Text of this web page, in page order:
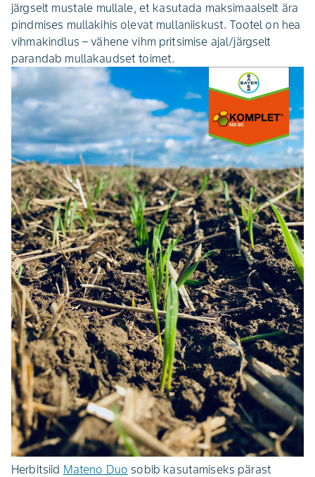
järgselt mustale mullale, et kasutada maksimaalselt ära
pindmises mullakihis olevat mullaniiskust. Tootel on hea
vihmakindlus – vähene vihm pritsimise ajal/järgselt
parandab mullakaudset toimet.
Herbitsiid Mateno Duo sobib kasutamiseks pärast